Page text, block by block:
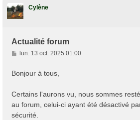
Cylène
Actualité forum
M
e
s
g
e
lun. 13 oct. 2025 01:00
Bonjour à tous,
Certains l'aurons vu, nous sommes
au forum, celui-ci ayant été désactivé
sécurité.